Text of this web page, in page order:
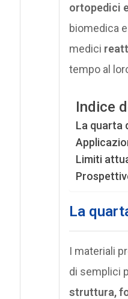
ortopedici
biomedica
medici
tempo al
Indice
La quarta
Limiti
La
I materiali
di semplici
struttura,